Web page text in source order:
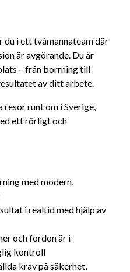
du i ett tvåmannateam där
är avgörande. Du är
– från borrning till
av ditt arbete.
runt om i Sverige,
ett rörligt och
med modern,
i realtid med hjälp av
och fordon är i
kontroll
krav på säkerhet,